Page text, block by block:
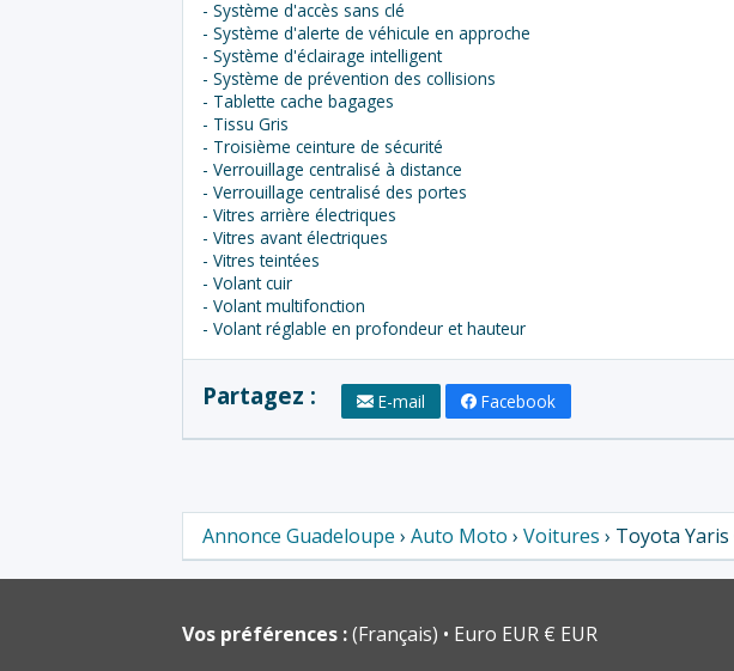
- Système d'accès sans clé
- Système d'alerte de véhicule en approche
- Système d'éclairage intelligent
- Système de prévention des collisions
- Tablette cache bagages
- Tissu Gris
- Troisième ceinture de sécurité
- Verrouillage centralisé à distance
- Verrouillage centralisé des portes
- Vitres arrière électriques
- Vitres avant électriques
- Vitres teintées
- Volant cuir
- Volant multifonction
- Volant réglable en profondeur et hauteur
Partagez : E-mail Facebook
Annonce Guadeloupe › Auto Moto › Voitures › Toyota
Vos préférences :(Français) Euro EUR € EUR